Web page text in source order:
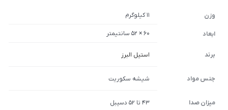
وزن 11 کیلوگرم
ابعاد 60 × 52 سانتیمتر
برند استیل البرز
جنس مواد شیشه سکوریت
میزان صدا 43 تا 52 دسیبل